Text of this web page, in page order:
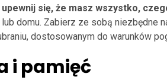
upewnij się, że masz wszystko,
domu. Zabierz ze sobą niezbędne
dostosowanym do warunków
i pamięć